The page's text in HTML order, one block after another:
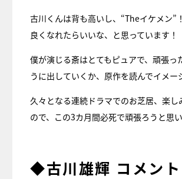
古川くんは背も高いし、“Theイケメン
良くなれたらいいな、と思っています！
僕が演じる斎はとてもピュアで、頑張
うに出していくか、原作を読んでイメー
久々となる連続ドラマでのお芝居、楽
ので、この3カ月間必死で頑張ろうと思
◆古川雄輝 コメント